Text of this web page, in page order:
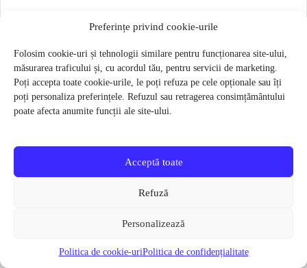
Preferințe privind cookie-urile
Folosim cookie-uri și tehnologii similare pentru funcționarea site-ului,
măsurarea traficului și, cu acordul tău, pentru servicii de marketing.
Poți accepta toate cookie-urile, le poți refuza pe cele opționale sau îți
poți personaliza preferințele. Refuzul sau retragerea consimțământului
poate afecta anumite funcții ale site-ului.
Acceptă toate
Refuză
Personalizează
Politica de cookie-uriPolitica de confidențialitate
Saiba roata spate Strida
Verifică disponibilitatea
Categorii utile
Accesorii si Piese
piese și accesorii disponibile în catalogul actual
anvelope, camere și componente pentru roți